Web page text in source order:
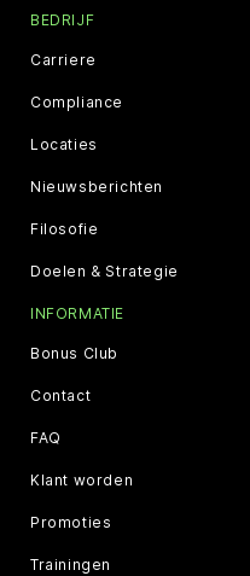
BEDRIJF
Carriere
Compliance
Locaties
Nieuwsberichten
Filosofie
Doelen & Strategie
INFORMATIE
Bonus Club
Contact
FAQ
Klant worden
Promoties
Trainingen